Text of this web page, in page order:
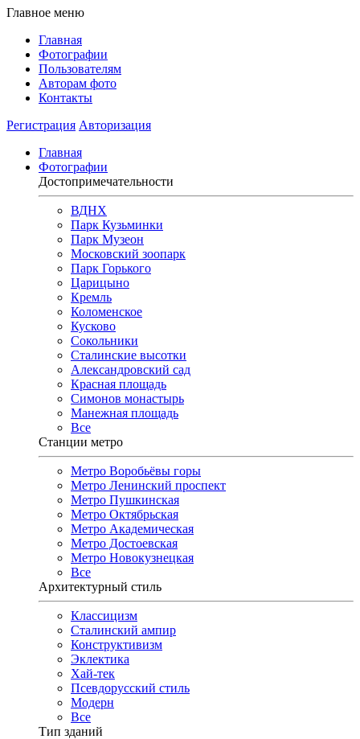
Главное меню
Главная
Фотографии
Пользователям
Авторам фото
Контакты
Регистрация Авторизация
Главная
Фотографии
Достопримечательности
ВДНХ
Парк Кузьминки
Парк Музеон
Московский зоопарк
Парк Горького
Царицыно
Кремль
Коломенское
Кусково
Сокольники
Сталинские высотки
Александровский сад
Красная площадь
Симонов монастырь
Манежная площадь
Все
Станции метро
Метро Воробьёвы горы
Метро Ленинский проспект
Метро Пушкинская
Метро Октябрьская
Метро Академическая
Метро Достоевская
Метро Новокузнецкая
Все
Архитектурный стиль
Классицизм
Сталинский ампир
Конструктивизм
Эклектика
Хай-тек
Псевдорусский стиль
Модерн
Все
Тип зданий